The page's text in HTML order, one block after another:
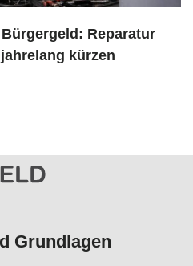
Reparatur
kürzen
Grundlagen